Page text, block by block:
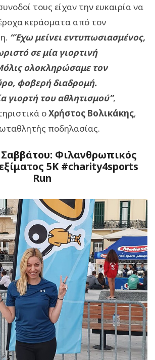
τους είχαν την ευκαιρία να
κεράσματα από τον
“Έχω μείνει εντυπωσιασμένος,
σε μία γιορτινή
ολοκληρώσαμε τον
φοβερή διαδρομή.
γιορτή του αθλητισμού”,
οΧρήστος Βολικάκης,
ποδηλασίας.
Φιλανθρωπικός
5K #charity4sports
Run